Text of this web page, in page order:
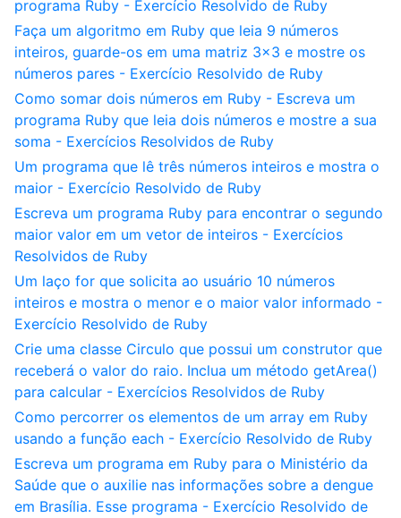
programa Ruby - Exercício Resolvido de Ruby
Faça um algoritmo em Ruby que leia 9 números
inteiros, guarde-os em uma matriz 3x3 e mostre os
números pares - Exercício Resolvido de Ruby
Como somar dois números em Ruby - Escreva um
programa Ruby que leia dois números e mostre a sua
soma - Exercícios Resolvidos de Ruby
Um programa que lê três números inteiros e mostra o
maior - Exercício Resolvido de Ruby
Escreva um programa Ruby para encontrar o segundo
maior valor em um vetor de inteiros - Exercícios
Resolvidos de Ruby
Um laço for que solicita ao usuário 10 números
inteiros e mostra o menor e o maior valor informado -
Exercício Resolvido de Ruby
Crie uma classe Circulo que possui um construtor que
receberá o valor do raio. Inclua um método getArea()
para calcular - Exercícios Resolvidos de Ruby
Como percorrer os elementos de um array em Ruby
usando a função each - Exercício Resolvido de Ruby
Escreva um programa em Ruby para o Ministério da
Saúde que o auxilie nas informações sobre a dengue
em Brasília. Esse programa - Exercício Resolvido de